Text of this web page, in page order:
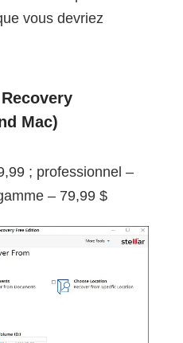
vous devriez
Mac)
; professionnel –
– 79,99 $